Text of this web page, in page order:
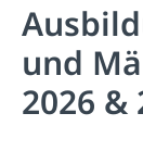
und
2026 &